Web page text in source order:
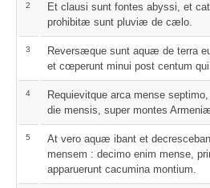
2
Et clausi sunt fontes abyssi, et
prohibitæ sunt pluviæ de cælo.
3
Reversæque sunt aquæ de terra
et cœperunt minui post centum
4
Requievitque arca mense
die mensis, super montes
5
At vero aquæ ibant et
mensem : decimo enim mense,
apparuerunt cacumina montium.